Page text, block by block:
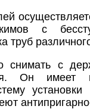
с
труб
снимать с
Он имеет
установки